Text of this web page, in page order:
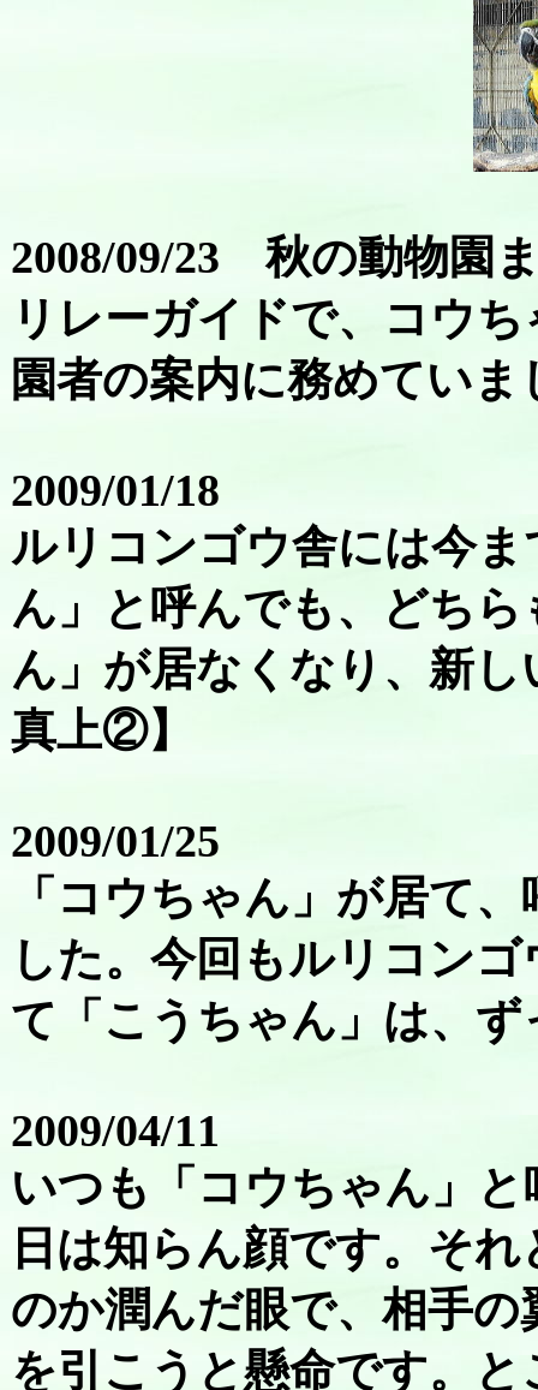
2008/09/23 秋の動物園
リレーガイドで、コウ
園者の案内に務めてい
2009/01/18
ルリコンゴウ舎には今
ん」と呼んでも、どち
ん」が居なくなり、新
真上②】
2009/01/25
「コウちゃん」が居て
した。今回もルリコン
て「こうちゃん」は、
2009/04/11
いつも「コウちゃん」
日は知らん顔です。そ
のか潤んだ眼で、相手
を引こうと懸命です。